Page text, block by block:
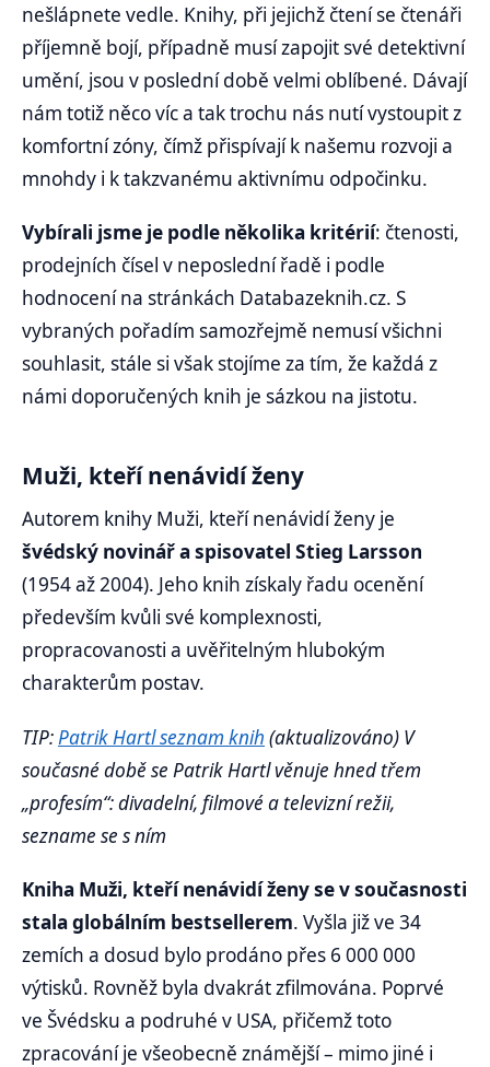
nešlápnete vedle. Knihy, při jejichž čtení se čtenáři
příjemně bojí, případně musí zapojit své detektivní
umění, jsou v poslední době velmi oblíbené. Dávají
nám totiž něco víc a tak trochu nás nutí vystoupit z
komfortní zóny, čímž přispívají k našemu rozvoji a
mnohdy i k takzvanému aktivnímu odpočinku.
Vybírali jsme je podle několika kritérií: čtenosti,
prodejních čísel v neposlední řadě i podle
hodnocení na stránkách Databazeknih.cz. S
vybraných pořadím samozřejmě nemusí všichni
souhlasit, stále si však stojíme za tím, že každá z
námi doporučených knih je sázkou na jistotu.
Muži, kteří nenávidí ženy
Autorem knihy Muži, kteří nenávidí ženy je
švédský novinář a spisovatel Stieg Larsson
(1954 až 2004). Jeho knih získaly řadu ocenění
především kvůli své komplexnosti,
propracovanosti a uvěřitelným hlubokým
charakterům postav.
TIP:Patrik Hartl seznam knih (aktualizováno) V
současné době se Patrik Hartl věnuje hned třem
„profesím“: divadelní, filmové a televizní režii,
sezname se s ním
Kniha Muži, kteří nenávidí ženy se v současnosti
stala globálním bestsellerem. Vyšla již ve 34
zemích a dosud bylo prodáno přes 6 000 000
výtisků. Rovněž byla dvakrát zfilmována. Poprvé
ve Švédsku a podruhé v USA, přičemž toto
zpracování je všeobecně známější – mimo jiné i